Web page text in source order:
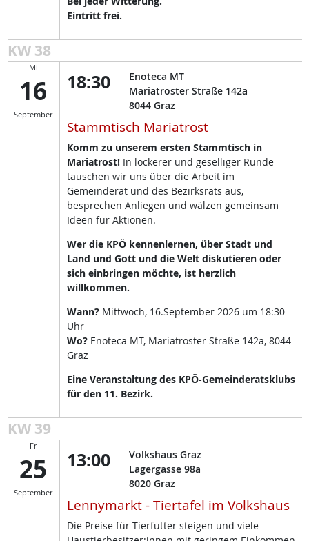
Eintritt frei.
KW 38
Mi
16
September
18:30
Enoteca MT
Mariatroster Straße 142a
8044 Graz
Stammtisch Mariatrost
Komm zu unserem ersten Stammtisch in
Mariatrost!In lockerer und geselliger Runde
tauschen wir uns über die Arbeit im
Gemeinderat und des Bezirksrats aus,
besprechen Anliegen und wälzen gemeinsam
Ideen für Aktionen.
Wer die KPÖ kennenlernen, über Stadt und
Land und Gott und die Welt diskutieren oder
sich einbringen möchte, ist herzlich
willkommen.
Wann?Mittwoch, 16.September 2026 um 18:30
Uhr
Wo?Enoteca MT, Mariatroster Straße 142a, 8044
Graz
Eine Veranstaltung des KPÖ-Gemeinderatsklubs
für den 11. Bezirk.
KW 39
Fr
25
September
13:00
Volkshaus Graz
Lagergasse 98a
8020 Graz
Lennymarkt - Tiertafel im Volkshaus
Die Preise für Tierfutter steigen und viele